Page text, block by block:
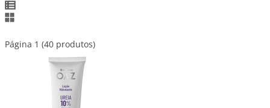
Página 1 (40 produtos)